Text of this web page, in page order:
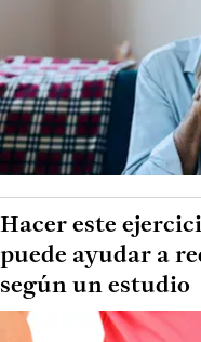
Hacer este
puede ayudar a
según un estudio